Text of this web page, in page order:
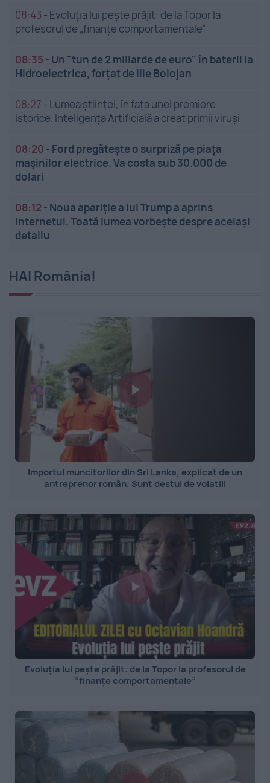
08:43 - Evoluția lui pește prăjit: de la Topor la
profesorul de „finanțe comportamentale”
08:35 - Un "tun de 2 miliarde de euro" în baterii la
Hidroelectrica, forțat de Ilie Bolojan
08:27 - Lumea științei, în fața unei premiere
istorice. Inteligența Artificială a creat primii viruși
08:20 - Ford pregătește o surpriză pe piața
mașinilor electrice. Va costa sub 30.000 de
dolari
08:12 - Noua apariție a lui Trump a aprins
internetul. Toată lumea vorbește despre același
detaliu
HAI România!
Importul muncitorilor din Sri Lanka, explicat de un
antreprenor român. Sunt destul de volatili
Evoluția lui pește prăjit: de la Topor la profesorul de
”finanțe comportamentale”